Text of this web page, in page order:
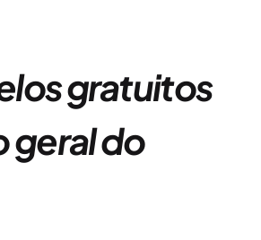
gratuitos
geral do